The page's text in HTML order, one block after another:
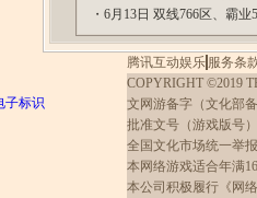
・ 6月13日 双线766区、霸
腾讯互动娱乐 服务条
COPYRIGHT ©2019
文网游备字（文化部
批准文号（游戏版号
全国文化市场统一举
本网络游戏适合年满
本公司积极履行《网
子标识